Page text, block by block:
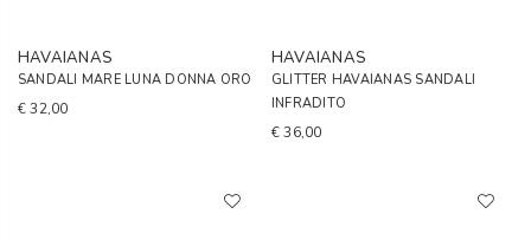
HAVAIANAS
SANDALI MARE LUNA DONNA ORO
€ 32,00
HAVAIANAS
GLITTER HAVAIANAS SANDALI
INFRADITO
€ 36,00